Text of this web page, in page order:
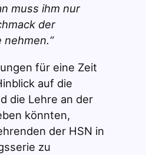
muss ihm nur
der
für eine Zeit
auf die
die Lehre an der
könnten,
der HSN in
zu